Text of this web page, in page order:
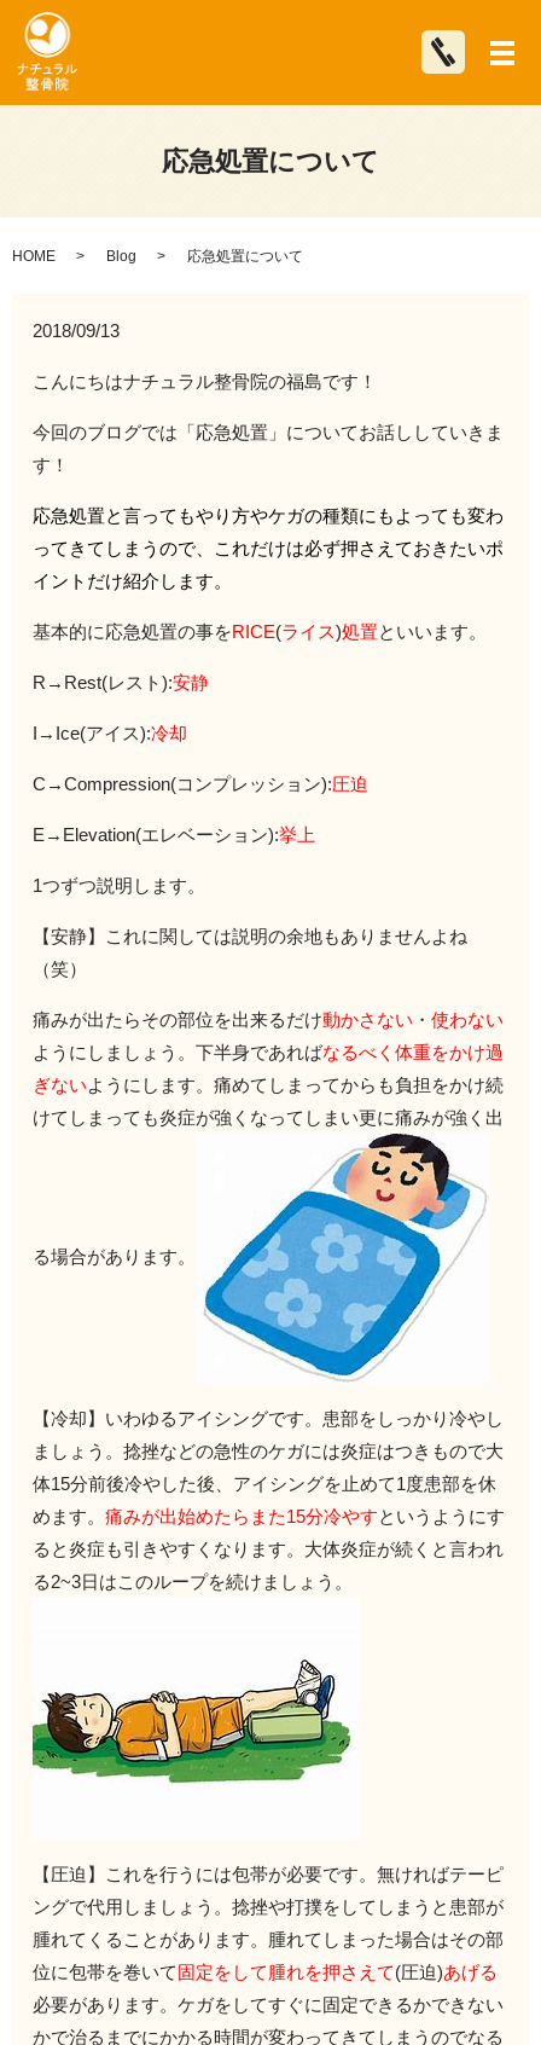
メ
応急処置について
HOME Blog 応急処置について
2018/09/13
こんにちはナチュラル整骨院の福島です！
今回のブログでは「応急処置」についてお話ししていきま
す！
応急処置と言ってもやり方やケガの種類にもよっても変わ
って きてしまうので、
これだけは必ず押さえておきたいポ
イントだけ紹介します。
基本的に応急処置の事をRICE(ライス)処置といいます。
R→Rest(レスト):安静
I→Ice(アイス):冷却
C→Compression(コンプレッション):圧迫
E→Elevation(エレベーション):挙上
1つずつ説明します。
【安静】これに関しては説明の余地もありませんよね
（笑）
痛みが出たらその部位を出来るだけ動かさない ・使わない
ようにしましょう。下半身であればなるべく体重をかけ過
ぎないようにします。痛めてしまってからも負担をかけ続
けてしまっても炎症が強くなってしまい更に痛みが強く出
る場合があります。
【冷却】いわゆるアイシングです。 患部をしっかり冷やし
ましょう。捻挫などの急性のケガには炎症はつきもので大
体15分前後冷やした後、アイシングを止めて1度患部を休
めます。痛みが出始めたらまた15分冷やすというようにす
ると炎症も引 きやすくなります。大体炎症が続くと言われ
る2~3日はこのループを続けましょう。
【圧迫】これを行うには包帯が必要です。無ければテーピ
ングで代用しましょう。捻挫や打撲をしてしまうと患部が
腫れてくることがあります。腫れてしまった場合はその部
位に包帯を巻いて固定をして腫れを押さえて(圧迫)あげる
必要があります。ケガをしてすぐに固定できるかできない
かで治るまでにかかる時間が変わってきてしまうのでなる